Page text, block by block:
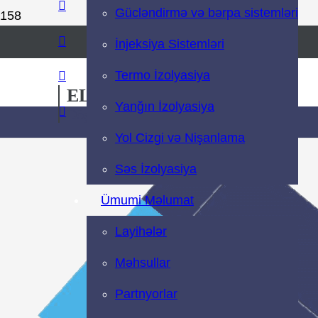
EL-KHA
Döşəmə Sistemləri və İzolyasiya
Gücləndirmə və bərpa sistemləri
İnjeksiya Sistemləri
Termo İzolyasiya
Yanğın İzolyasiya
Yol Cizgi və Nişanlama
Səs İzolyasiya
Ümumi Məlumat
Layihələr
Məhsullar
Partnyorlar